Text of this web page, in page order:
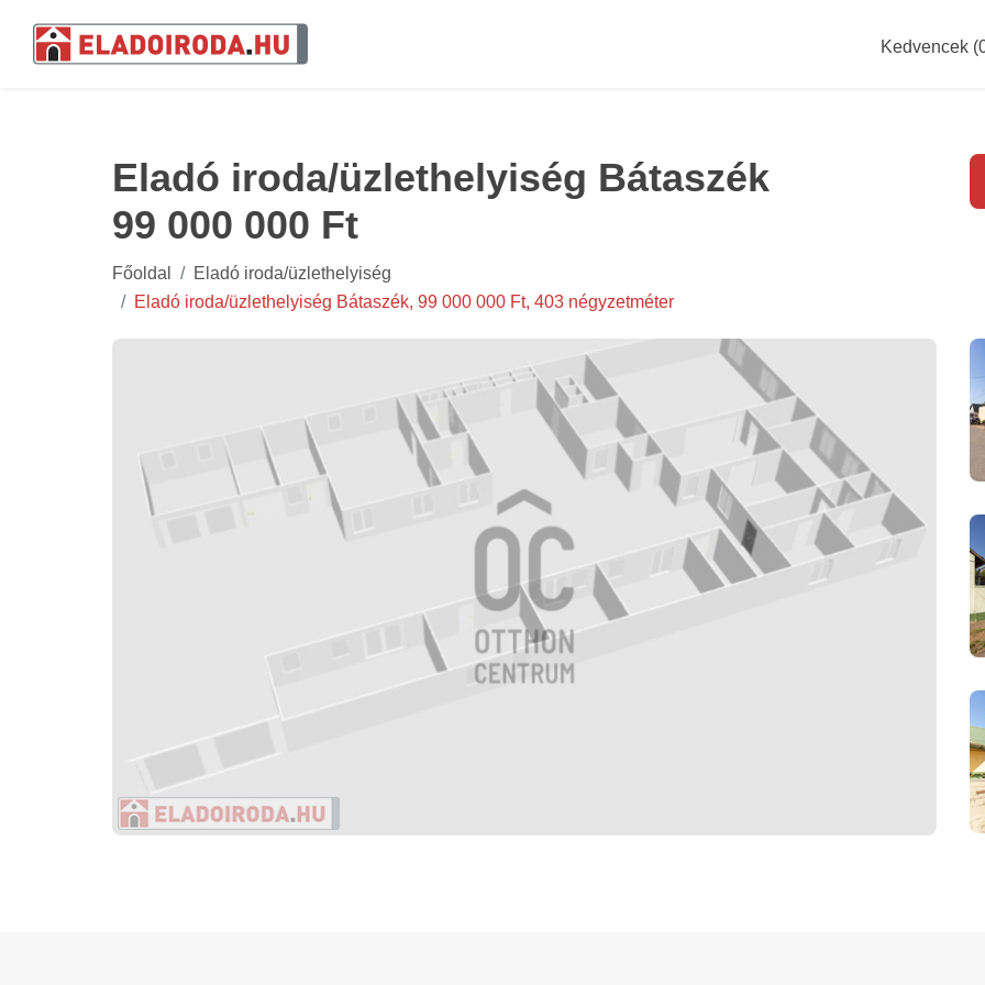
Kedvencek (
Eladó iroda/üzlethelyiség Bátaszék
99 000 000 Ft
Főoldal
Eladó iroda/üzlethelyiség
Eladó iroda/üzlethelyiség Bátaszék, 99 000 000 Ft, 403 négyzetméter